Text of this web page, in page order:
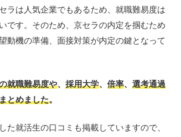
ラは人気企業でもあるため、就職難易度は
です。そのため、京セラの内定を掴むため
動機の準備、面接対策が内定の鍵となって
就職難易度や、 採用大学、 倍率、 選考通過
とめました。
た就活生の口コミも掲載していますので、